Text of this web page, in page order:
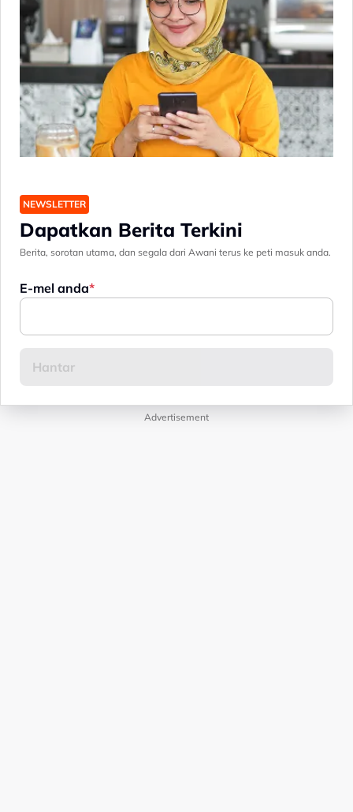
NEWSLETTER
Dapatkan Berita Terkini
Berita, sorotan utama, dan segala dari Awani terus ke peti masuk anda.
E-mel anda
Advertisement